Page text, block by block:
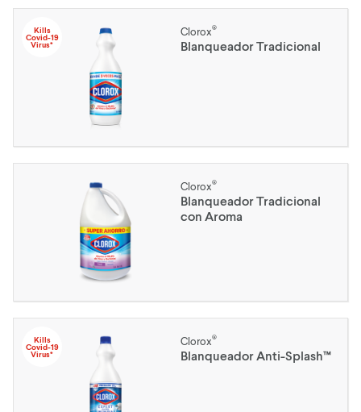
Kills
Covid-19
Virus*
Clorox®
Blanqueador Tradicional
Clorox®
Blanqueador Tradicional
con Aroma
Kills
Covid-19
Virus*
Clorox®
Blanqueador Anti-Splash™